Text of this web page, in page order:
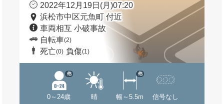
2022年12月19日(月)07:20
浜松市中区元魚町 付近
車両相互 小破事故
自転車(2)
死亡(0) 負傷(1)
0～24歳
他
晴 幅～5.5m
他
信号なし